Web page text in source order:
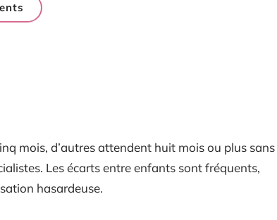
mois, d’autres attendent huit mois ou plus sans
Les écarts entre enfants sont fréquents,
hasardeuse.